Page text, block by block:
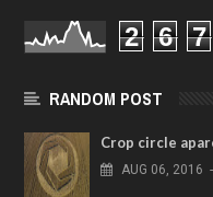
2 6 7
RANDOM POST
Crop circle
AUG 06, 2016 -